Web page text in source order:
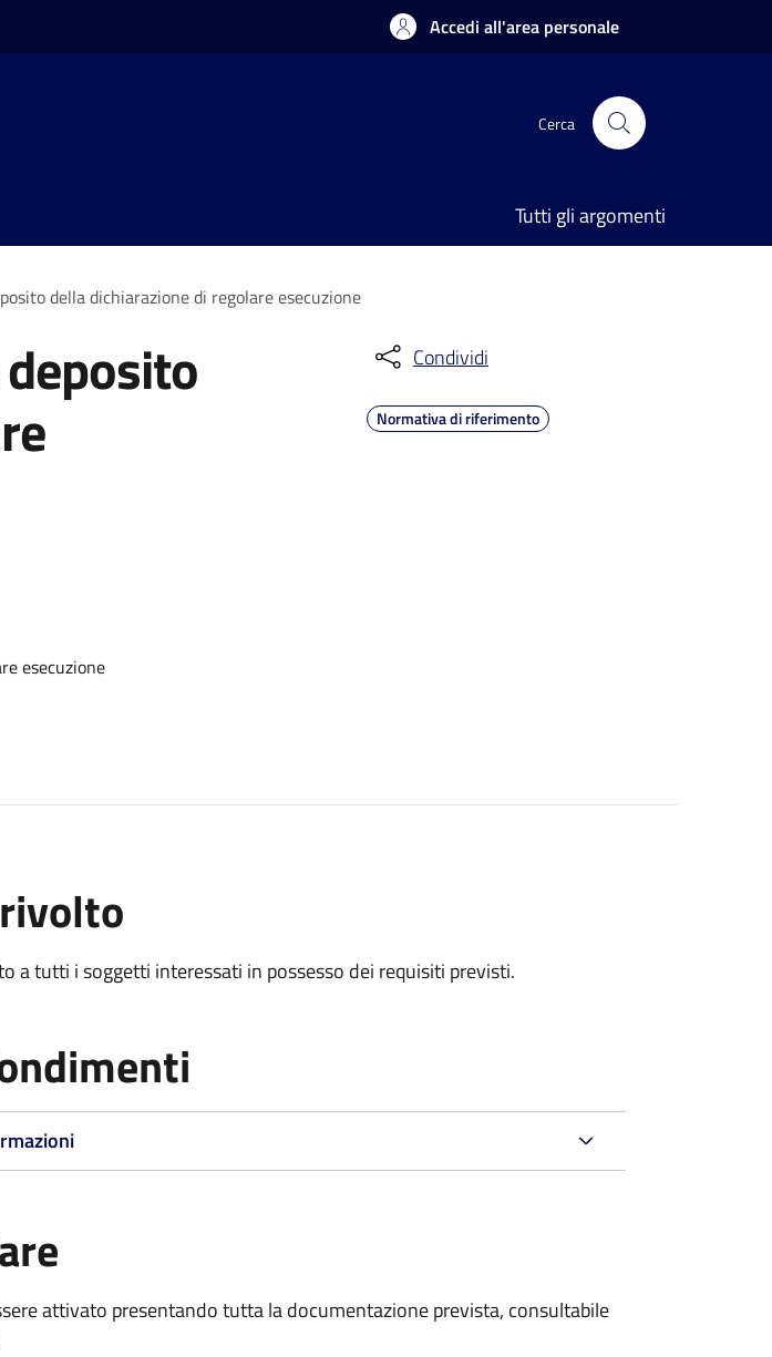
Accedi all'area personale
Cerca
Tutti gli argomenti
della dichiarazione di regolare esecuzione
esecuzione
Condividi
Normativa di riferimento
a tutti i soggetti interessati in possesso dei requisiti previsti.
attivato presentando tutta la documentazione prevista, consultabile